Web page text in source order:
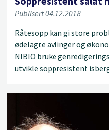
Publisert 04.12.2018
Råtesopp kan gi store
ødelagte avlinger og
NIBIO bruke
utvikle soppresistent